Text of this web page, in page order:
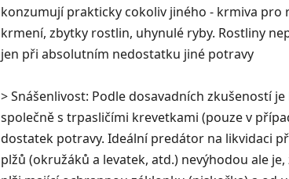
konzumují prakticky cokoliv jiného - krmiva pro
krmení, zbytky rostlin, uhynulé ryby. Rostliny
jen při absolutním nedostatku jiné potravy
> Snášenlivost: Podle dosavadních zkušeností je
společně s trpasličími krevetkami (pouze v
dostatek potravy. Ideální predátor na likvidaci
plžů (okružáků a levatek, atd.) nevýhodou ale je,